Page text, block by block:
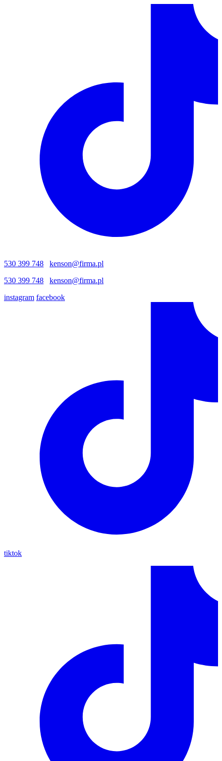
530 399 748
kenson@firma.pl
530 399 748
kenson@firma.pl
instagram facebook
tiktok